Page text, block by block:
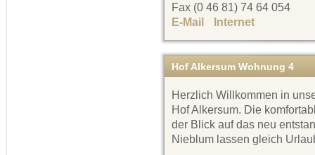
Fax (0 46 81) 74 64 054
E-Mail
Internet
Hof Alkersum Wohnung 4
Herzlich Willkommen in
Hof Alkersum. Die
der Blick auf das neu
Nieblum lassen gleich